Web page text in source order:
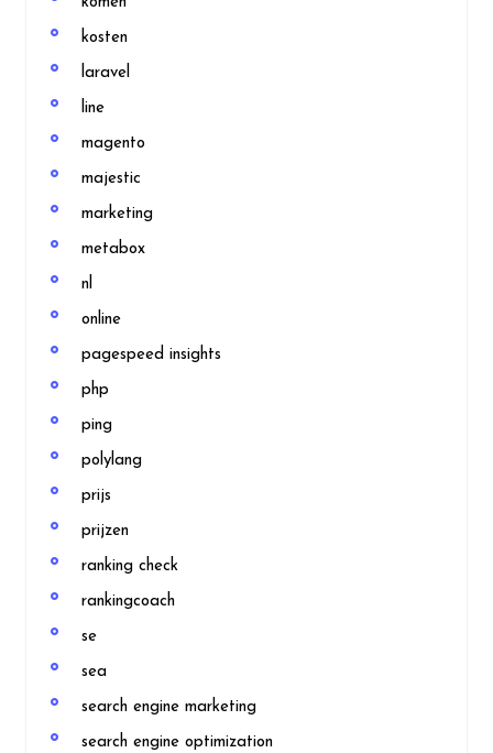
kosten
laravel
line
magento
majestic
marketing
metabox
nl
online
pagespeed insights
php
ping
polylang
prijs
prijzen
ranking check
rankingcoach
se
sea
search engine marketing
search engine optimization